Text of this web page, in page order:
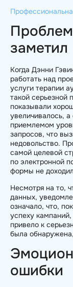
заметил
Когда Дэнни
работать над
услуги терапии
такой серьезной
показывали
увеличивалось,
приемлемом
запросов, что
недовольство.
самой целевой
по электронной
формы не
Несмотря на то,
данных,
означало, что,
успеху
привело к
была
ошибки